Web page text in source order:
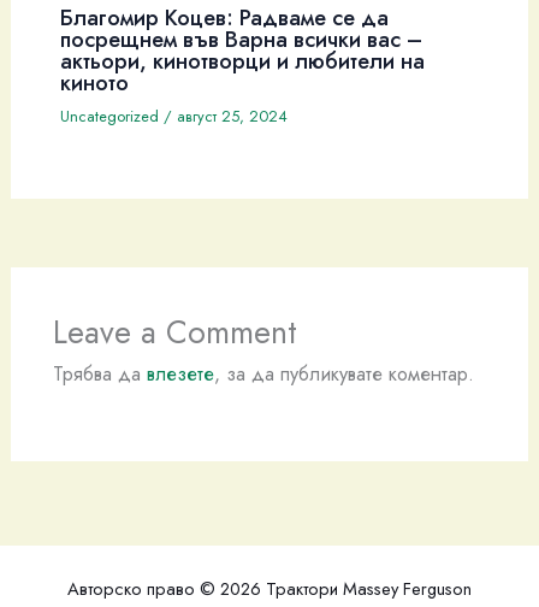
Благомир Коцев: Радваме се да
посрещнем във Варна всички вас –
актьори, кинотворци и любители на
киното
Uncategorized / август 25, 2024
Leave a Comment
Трябва да влезете, за да публикувате коментар.
Авторско право © 2026 Трактори Massey Ferguson